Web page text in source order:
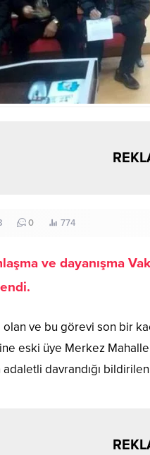
0 774
ve dayanışma
ve bu görevi son bir
eski üye Merkez
adaletli davrandığı